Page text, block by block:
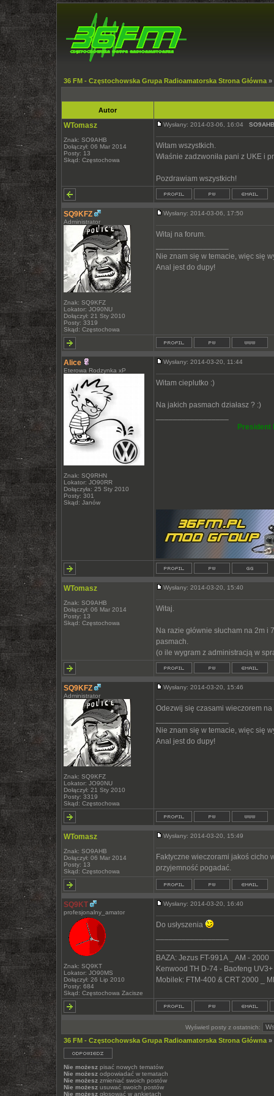
36 FM - Częstochowska Grupa Radioamatorska Strona Główna »
Autor
WTomasz
Znak: SO9AHB
Dołączył: 06 Mar 2014
Posty: 13
Skąd: Częstochowa
Wysłany: 2014-03-06, 16:04
Witam wszystkich.
Właśnie zadzwoniła pani z UKE i
Pozdrawiam wszystkich!
SQ9KFZ
Administrator
Znak: SQ9KFZ
Lokator: JO90NU
Dołączył: 21 Sty 2010
Posty: 3319
Skąd: Częstochowa
Wysłany: 2014-03-06, 17:50
Witaj na forum.
Nie znam się w temacie, więc się
Anal jest do dupy!
Alice
Eterowa Rodzynka xP
Znak: SQ9RHN
Lokator: JO90RR
Dołączyła: 25 Sty 2010
Posty: 301
Skąd: Janów
Wysłany: 2014-03-20, 11:44
Witam cieplutko :)
Na jakich pasmach działasz ? :)
President
WTomasz
Znak: SO9AHB
Dołączył: 06 Mar 2014
Posty: 13
Skąd: Częstochowa
Wysłany: 2014-03-20, 15:40
Witaj.
Na razie głównie słucham na 2m
pasmach.
(o ile wygram z administracją w
SQ9KFZ
Administrator
Znak: SQ9KFZ
Lokator: JO90NU
Dołączył: 21 Sty 2010
Posty: 3319
Skąd: Częstochowa
Wysłany: 2014-03-20, 15:46
Odezwij się czasami wieczorem
Nie znam się w temacie, więc się
Anal jest do dupy!
WTomasz
Znak: SO9AHB
Dołączył: 06 Mar 2014
Posty: 13
Skąd: Częstochowa
Wysłany: 2014-03-20, 15:49
Faktyczne wieczorami jakoś cicho
przyjemność pogadać.
SQ9KT
profesjonalny_amator
Znak: SQ9KT
Lokator: JO90MS
Dołączył: 26 Lip 2010
Posty: 684
Skąd: Częstochowa Zacisze
Wysłany: 2014-03-20, 16:40
Do usłyszenia
BAZA: Jezus FT-991A _ AM - 2000
Kenwood TH D-74 - Baofeng UV3+
Mobilek: FTM-400 & CRT 2000 _
Wyświetl posty z ostatnich:
36 FM - Częstochowska Grupa Radioamatorska Strona Główna »
Nie możesz pisać nowych tematów
Nie możesz odpowiadać w tematach
Nie możesz zmieniać swoich postów
Nie możesz usuwać swoich postów
Nie możesz głosować w ankietach